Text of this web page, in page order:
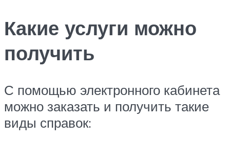
Какие услуги можно
получить
С помощью электронного кабинета
можно заказать и получить такие
виды справок: